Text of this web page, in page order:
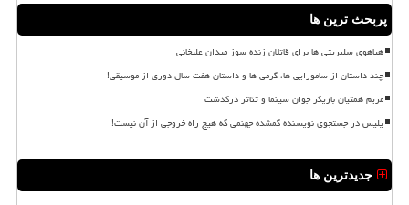
پربحث ترین ها
هیاهوی سلبریتی ها برای قاتلان زنده سوز میدان علیخانی
چند داستان از سامورایی ها، گرمی ها و داستان هفت سال دوری از موسیقی!
مریم همتیان بازیگر جوان سینما و تئاتر درگذشت
پلیس در جستجوی نویسنده گمشده جهنمی که هیچ راه خروجی از آن نیست!
جدیدترین ها